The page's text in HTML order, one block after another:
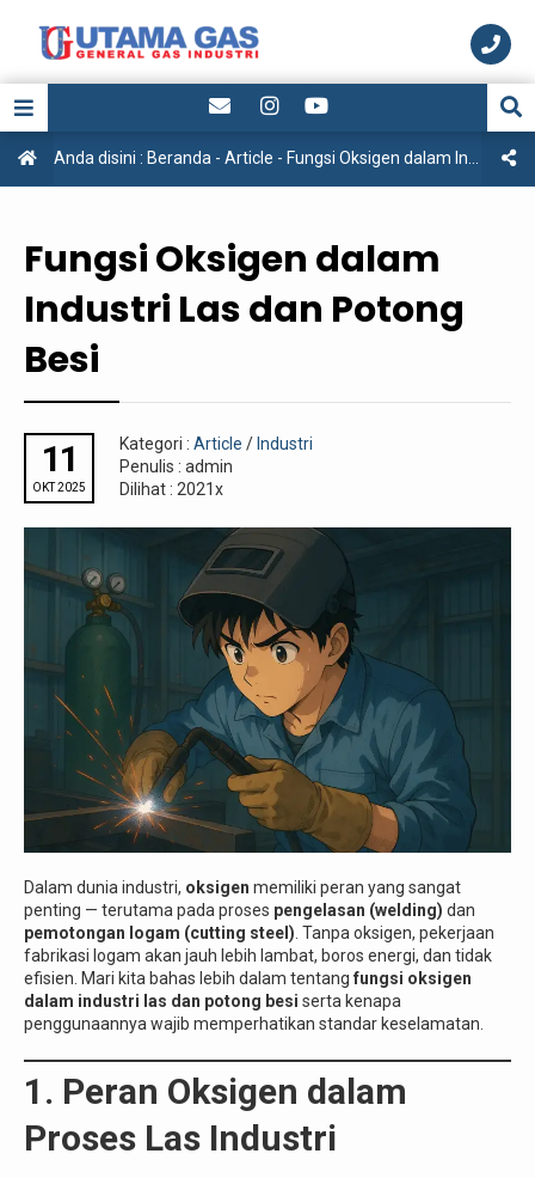
Anda disini : Beranda - Article - Fungsi Oksigen dalam Industri Las dan Potong Besi
Fungsi Oksigen dalam
Industri Las dan Potong
Besi
11
OKT 2025
Kategori : Article / Industri
Penulis : admin
Dilihat : 2021x
Dalam dunia industri, oksigen memiliki peran yang sangat
penting — terutama pada proses pengelasan (welding) dan
pemotongan logam (cutting steel) . Tanpa oksigen, pekerjaan
fabrikasi logam akan jauh lebih lambat, boros energi, dan tidak
efisien. Mari kita bahas lebih dalam tentang fungsi oksigen
dalam industri las dan potong besi serta kenapa
penggunaannya wajib memperhatikan standar keselamatan.
1. Peran Oksigen dalam
Proses Las Industri